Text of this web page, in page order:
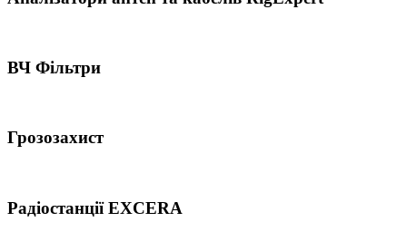
ВЧ Фільтри
Грозозахист
Радіостанції EXCERA